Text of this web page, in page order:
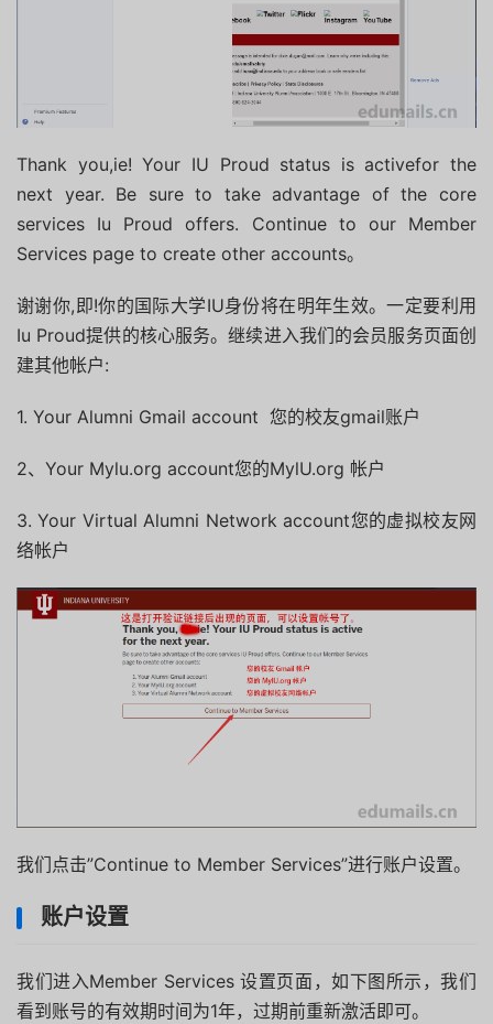
Thank you,ie!Your IU Proud status is activefor the
next year. Be sure to take advantage of the core
services Iu Proud offers. Continue to our Member
Services page to create other accounts。
谢谢你,即!你的国际大学IU身份将在明年生效。一定要利用
Iu Proud提供的核心服务。继续进入我们的会员服务页面创
建其他帐户:
1. Your Alumni Gmail account 您的校友gmail账户
2、Your Mylu.org account您的MylU.org 帐户
3.Your Virtual Alumni Network account您的虚拟校友网
络帐户
我们点击”Continue to Member Services”进行账户设置。
账户设置
我们进入Member Services 设置页面，如下图所示，我们
看到账号的有效期时间为1年，过期前重新激活即可。